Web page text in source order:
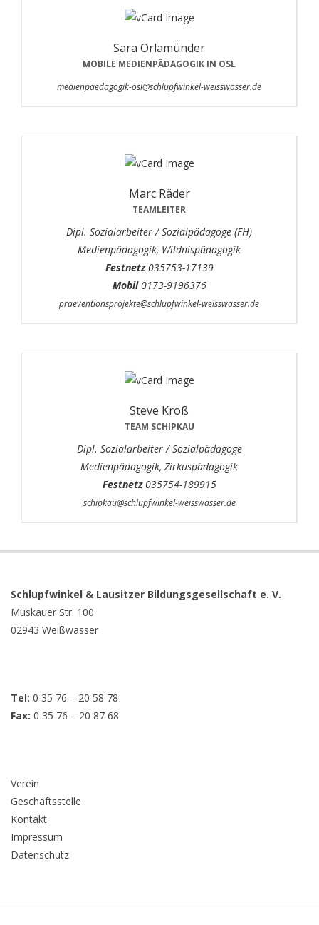
Sara Orlamünder
MOBILE MEDIENPÄDAGOGIK IN OSL
medienpaedagogik-osl@schlupfwinkel-weisswasser.de
Marc Räder
TEAMLEITER
Dipl. Sozialarbeiter / Sozialpädagoge (FH)
Medienpädagogik, Wildnispädagogik
Festnetz035753-17139
Mobil0173-9196376
praeventionsprojekte@schlupfwinkel-weisswasser.de
Steve Kroß
TEAM SCHIPKAU
Dipl. Sozialarbeiter / Sozialpädagoge
Medienpädagogik, Zirkuspädagogik
Festnetz035754-189915
schipkau@schlupfwinkel-weisswasser.de
Schlupfwinkel & Lausitzer Bildungsgesellschaft e. V.
Muskauer Str. 100
02943 Weißwasser
Tel: 0 35 76 – 20 58 78
Fax: 0 35 76 – 20 87 68
Verein
Geschäftsstelle
Kontakt
Impressum
Datenschutz